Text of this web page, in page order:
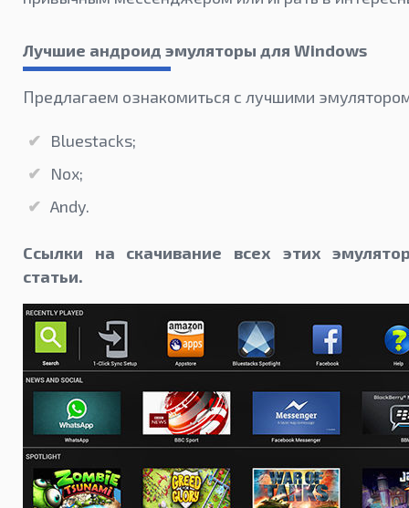
Лучшие андроид эмуляторы для Windows
Предлагаем ознакомиться с лучшими
Bluestacks;
Nox;
Andy.
Ссылки на скачивание всех этих
статьи.